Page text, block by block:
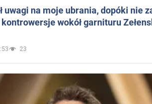
uwagi na moje ubrania, dopóki nie
wokół garnituru
23